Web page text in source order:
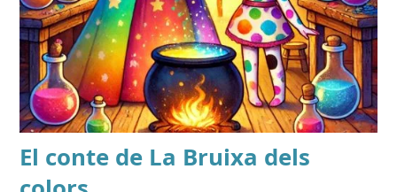
El conte de La Bruixa dels